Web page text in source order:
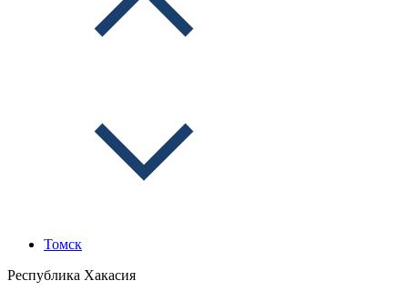
Томск
Республика Хакасия